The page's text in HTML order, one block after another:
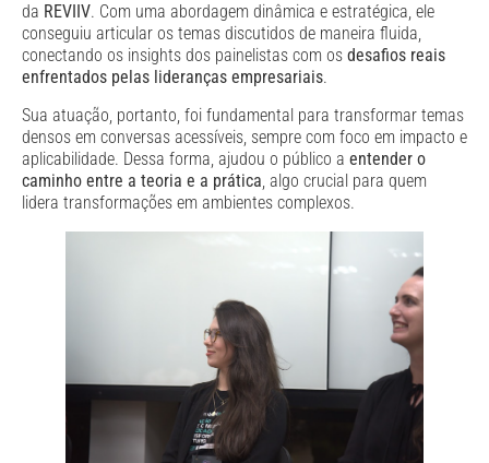
da REVIIV. Com uma abordagem dinâmica e estratégica, ele
conseguiu articular os temas discutidos de maneira fluida,
conectando os insights dos painelistas com os desafios reais
enfrentados pelas lideranças empresariais.
Sua atuação, portanto, foi fundamental para transformar temas
densos em conversas acessíveis, sempre com foco em impacto e
aplicabilidade. Dessa forma, ajudou o público a entender o
caminho entre a teoria e a prática , algo crucial para quem
lidera transformações em ambientes complexos.